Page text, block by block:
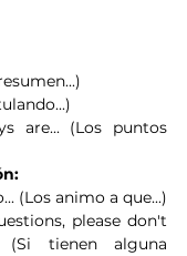
are... (Los puntos
(Los animo a que...)
please don't
tienen alguna